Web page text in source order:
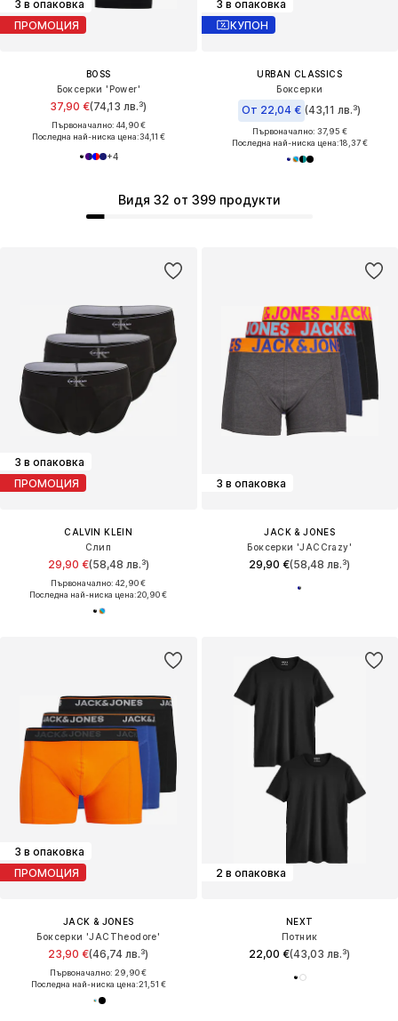
3 в опаковка
ПРОМОЦИЯ
BOSS
Боксерки 'Power'
37,90 €(74,13 лв.³)
Първоначално: 44,90 €
Последна най-ниска цена:34,11 €
+4
3 в опаковка
КУПОН
URBAN CLASSICS
Боксерки
От 22,04 € (43,11 лв.³)
Първоначално: 37,95 €
Последна най-ниска цена:18,37 €
Видя 32 от 399 продукти
3 в опаковка
ПРОМОЦИЯ
CALVIN KLEIN
Слип
29,90 €(58,48 лв.³)
Първоначално: 42,90 €
Последна най-ниска цена:20,90 €
3 в опаковка
JACK & JONES
Боксерки 'JACCrazy'
29,90 €(58,48 лв.³)
3 в опаковка
ПРОМОЦИЯ
JACK & JONES
Боксерки 'JACTheodore'
23,90 €(46,74 лв.³)
Първоначално: 29,90 €
Последна най-ниска цена:21,51 €
2 в опаковка
NEXT
Потник
22,00 €(43,03 лв.³)